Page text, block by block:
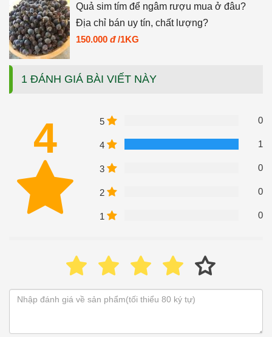
Quả sim tím để ngâm rượu mua ở đâu?
Địa chỉ bán uy tín, chất lượng?
150.000 đ /1KG
1 ĐÁNH GIÁ BÀI VIẾT NÀY
4 5 0
4 1
3 0
2 0
1 0